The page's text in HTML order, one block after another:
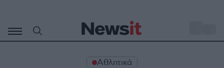
περιεχόμενο
Αθλητικά